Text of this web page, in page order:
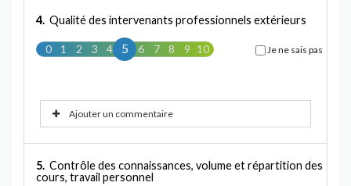
4. Qualité des intervenants professionnels extérieurs
5
0 1 2 3 4 5 6 7 8 9 10 Je ne sais pas
Ajouter un commentaire
5. Contrôle des connaissances, volume et répartition des
cours, travail personnel